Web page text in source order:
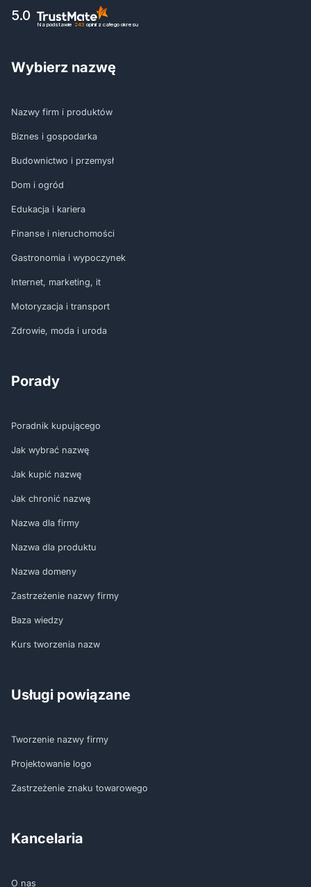
5.0
Na podstawie 243 opinii z całego okresu
Wybierz nazwę
Nazwy firm i produktów
Biznes i gospodarka
Budownictwo i przemysł
Dom i ogród
Edukacja i kariera
Finanse i nieruchomości
Gastronomia i wypoczynek
Internet, marketing, it
Motoryzacja i transport
Zdrowie, moda i uroda
Porady
Poradnik kupującego
Jak wybrać nazwę
Jak kupić nazwę
Jak chronić nazwę
Nazwa dla firmy
Nazwa dla produktu
Nazwa domeny
Zastrzeżenie nazwy firmy
Baza wiedzy
Kurs tworzenia nazw
Usługi powiązane
Tworzenie nazwy firmy
Projektowanie logo
Zastrzeżenie znaku towarowego
Kancelaria
O nas